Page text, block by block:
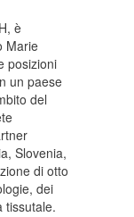
è
Marie
posizioni
un paese
del
Slovenia,
di otto
dei
tissutale.